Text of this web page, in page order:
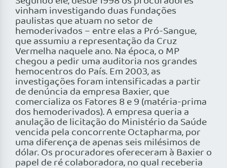
vinham investigando duas fundações
paulistas que atuam no setor de
hemoderivados – entre elas a Pró-Sangue,
que assumiu a representação da Cruz
Vermelha naquele ano. Na época, o MP
chegou a pedir uma auditoria nos grandes
hemocentros do País. Em 2003, as
investigações foram intensificadas a partir
de denúncia da empresa Baxier, que
comercializa os Fatores 8 e 9 (matéria-prima
dos hemoderivados). A empresa queria a
anulação de licitação do Ministério da Saúde
vencida pela concorrente Octapharma, por
uma diferença de apenas seis milésimos de
dólar. Os procuradores ofereceram à Baxier o
papel de ré colaboradora, no qual receberia